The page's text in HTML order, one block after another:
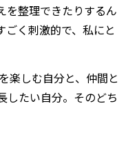
を整理できたりするん
ごく刺激的で、私にと
楽しむ自分と、仲間と
したい自分。そのどち